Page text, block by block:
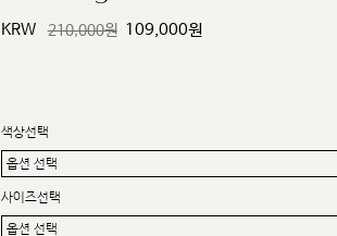
KRW 210,000원 109,000원
색상선택
사이즈선택